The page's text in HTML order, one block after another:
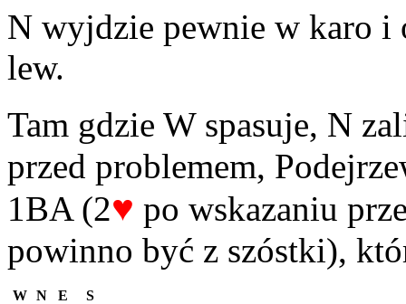
N wyjdzie pewnie w karo i
lew.
Tam gdzie W spasuje, N
przed problemem,
1BA (2♥ po wskazaniu
powinno być z szóstki),
W N E
S